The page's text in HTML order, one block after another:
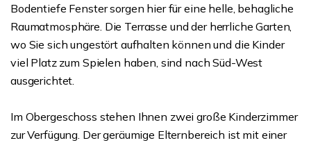
Bodentiefe Fenster sorgen hier für eine helle, behagliche
Raumatmosphäre. Die Terrasse und der herrliche Garten,
wo Sie sich ungestört aufhalten können und die Kinder
viel Platz zum Spielen haben, sind nach Süd-West
ausgerichtet.
Im Obergeschoss stehen Ihnen zwei große Kinderzimmer
zur Verfügung. Der geräumige Elternbereich ist mit einer